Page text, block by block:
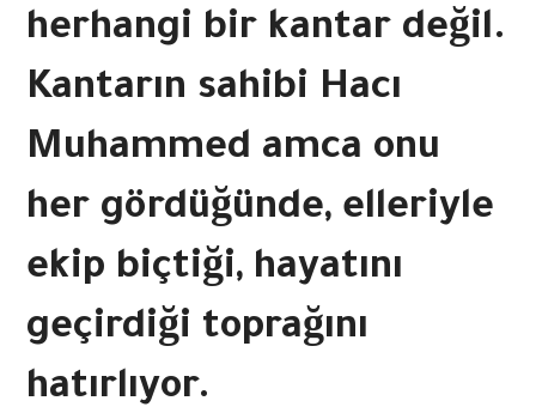
herhangi bir kantar değil.
Kantarın sahibi Hacı
Muhammed amca onu
her gördüğünde, elleriyle
ekip biçtiği, hayatını
geçirdiği toprağını
hatırlıyor.